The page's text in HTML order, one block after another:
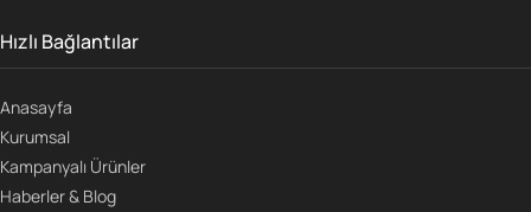
Hızlı Bağlantılar
Anasayfa
Kurumsal
Kampanyalı Ürünler
Haberler & Blog